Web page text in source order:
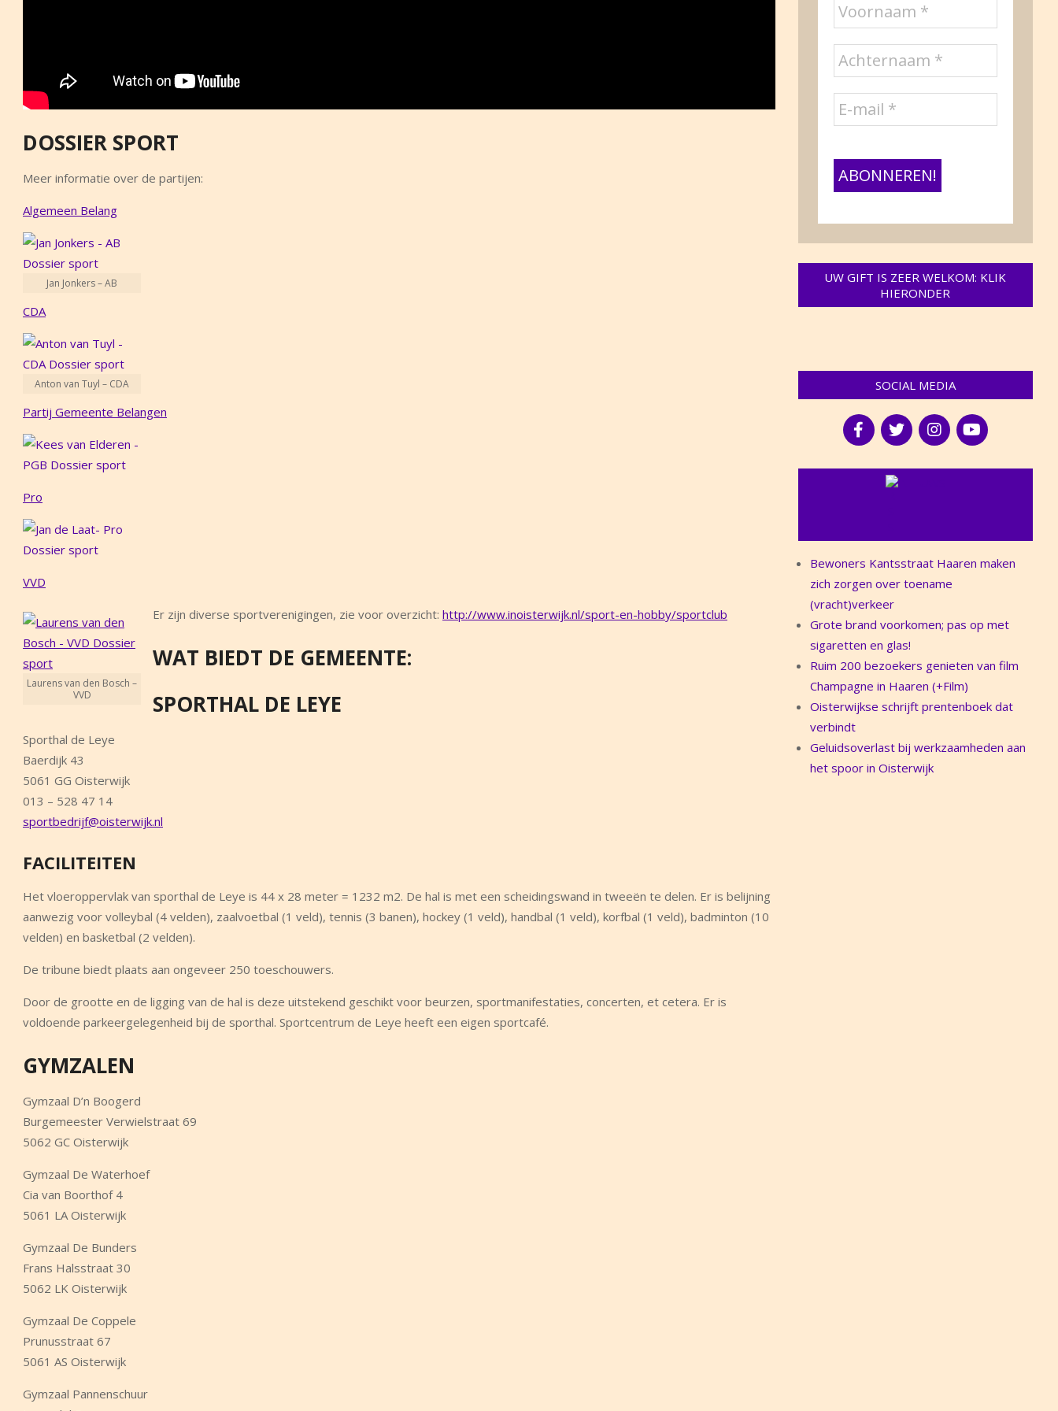
DOSSIER SPORT
Meer informatie over de partijen:
Algemeen Belang
Jan Jonkers – AB
CDA
Anton van Tuyl – CDA
Partij Gemeente Belangen
Pro
VVD
Laurens van den Bosch –
VVD
Er zijn diverse sportverenigingen, zie voor overzicht: http://www.inoisterwijk.nl/sport-en-hobby/sportclub
WAT BIEDT DE GEMEENTE:
SPORTHAL DE LEYE
Sporthal de Leye
Baerdijk 43
5061 GG Oisterwijk
013 – 528 47 14
sportbedrijf@oisterwijk.nl
FACILITEITEN
Het vloeroppervlak van sporthal de Leye is 44 x 28 meter = 1232 m2. De hal is met een scheidingswand in tweeën te delen. Er is belijning
aanwezig voor volleybal (4 velden), zaalvoetbal (1 veld), tennis (3 banen), hockey (1 veld), handbal (1 veld), korfbal (1 veld), badminton (10
velden) en basketbal (2 velden).
De tribune biedt plaats aan ongeveer 250 toeschouwers.
Door de grootte en de ligging van de hal is deze uitstekend geschikt voor beurzen, sportmanifestaties, concerten, et cetera. Er is
voldoende parkeergelegenheid bij de sporthal. Sportcentrum de Leye heeft een eigen sportcafé.
GYMZALEN
Gymzaal D’n Boogerd
Burgemeester Verwielstraat 69
5062 GC Oisterwijk
Gymzaal De Waterhoef
Cia van Boorthof 4
5061 LA Oisterwijk
Gymzaal De Bunders
Frans Halsstraat 30
5062 LK Oisterwijk
Gymzaal De Coppele
Prunusstraat 67
5061 AS Oisterwijk
Gymzaal Pannenschuur
UW GIFT IS ZEER WELKOM: KLIK
HIERONDER
SOCIAL MEDIA
Bewoners Kantsstraat Haaren maken
zich zorgen over toename
(vracht)verkeer
Grote brand voorkomen; pas op met
sigaretten en glas!
Ruim 200 bezoekers genieten van film
Champagne in Haaren (+Film)
Oisterwijkse schrijft prentenboek dat
verbindt
Geluidsoverlast bij werkzaamheden aan
het spoor in Oisterwijk